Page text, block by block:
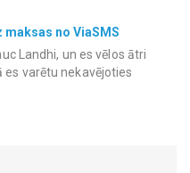
no ViaSMS
Landhi, un es vēlos ātri
varētu nekavējoties